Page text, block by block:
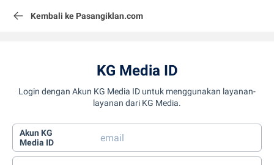
Kembali ke Pasangiklan.com
KG Media ID
Login dengan Akun KG Media ID untuk menggunakan layanan-
layanan dari KG Media.
Akun KG
Media ID